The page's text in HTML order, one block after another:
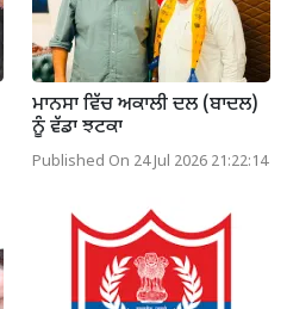
ਮਾਨਸਾ ਵਿੱਚ ਅਕਾਲੀ ਦਲ (ਬਾਦਲ)
ਨੂੰ ਵੱਡਾ ਝਟਕਾ
Published On 24 Jul 2026 21:22:14